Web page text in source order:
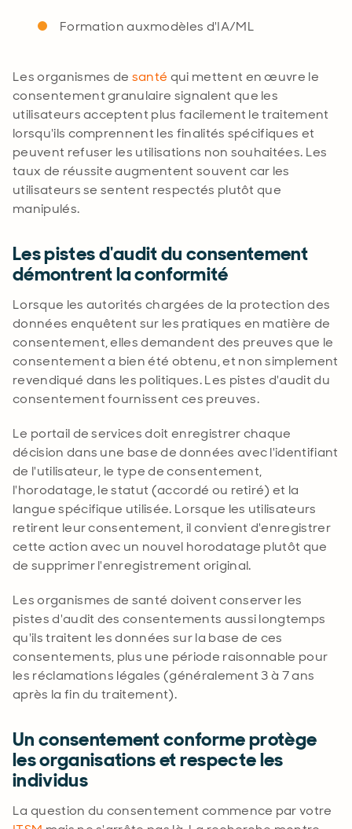
Formation auxmodèles d'IA/ML
Les organismes de santé qui mettent en œuvre le
consentement granulaire signalent que les
utilisateurs acceptent plus facilement le traitement
lorsqu'ils comprennent les finalités spécifiques et
peuvent refuser les utilisations non souhaitées. Les
taux de réussite augmentent souvent car les
utilisateurs se sentent respectés plutôt que
manipulés.
Les pistes d'audit du consentement
démontrent la conformité
Lorsque les autorités chargées de la protection des
données enquêtent sur les pratiques en matière de
consentement, elles demandent des preuves que le
consentement a bien été obtenu, et non simplement
revendiqué dans les politiques. Les pistes d'audit du
consentement fournissent ces preuves.
Le portail de services doit enregistrer chaque
décision dans une base de données avec l'identifiant
de l'utilisateur, le type de consentement,
l'horodatage, le statut (accordé ou retiré) et la
langue spécifique utilisée. Lorsque les utilisateurs
retirent leur consentement, il convient d'enregistrer
cette action avec un nouvel horodatage plutôt que
de supprimer l'enregistrement original.
Les organismes de santé doivent conserver les
pistes d'audit des consentements aussi longtemps
qu'ils traitent les données sur la base de ces
consentements, plus une période raisonnable pour
les réclamations légales (généralement 3 à 7 ans
après la fin du traitement).
Un consentement conforme protège
les organisations et respecte les
individus
La question du consentement commence par votre